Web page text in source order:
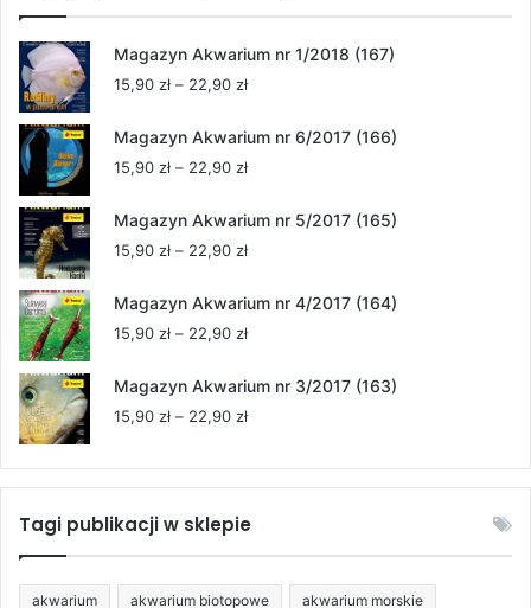
Magazyn Akwarium nr 1/2018 (167)
15,90 zł – 22,90 złZakres
od
Magazyn Akwarium nr 6/2017 (166)
15,90 zł – 22,90 złZakres
od
Magazyn Akwarium nr 5/2017 (165)
15,90 zł – 22,90 złZakres
od
Magazyn Akwarium nr 4/2017 (164)
15,90 zł – 22,90 złZakres
od
Magazyn Akwarium nr 3/2017 (163)
15,90 zł – 22,90 złZakres
od
15,90 zł
Tagi publikacji w sklepie
akwarium akwarium biotopowe akwarium morskie